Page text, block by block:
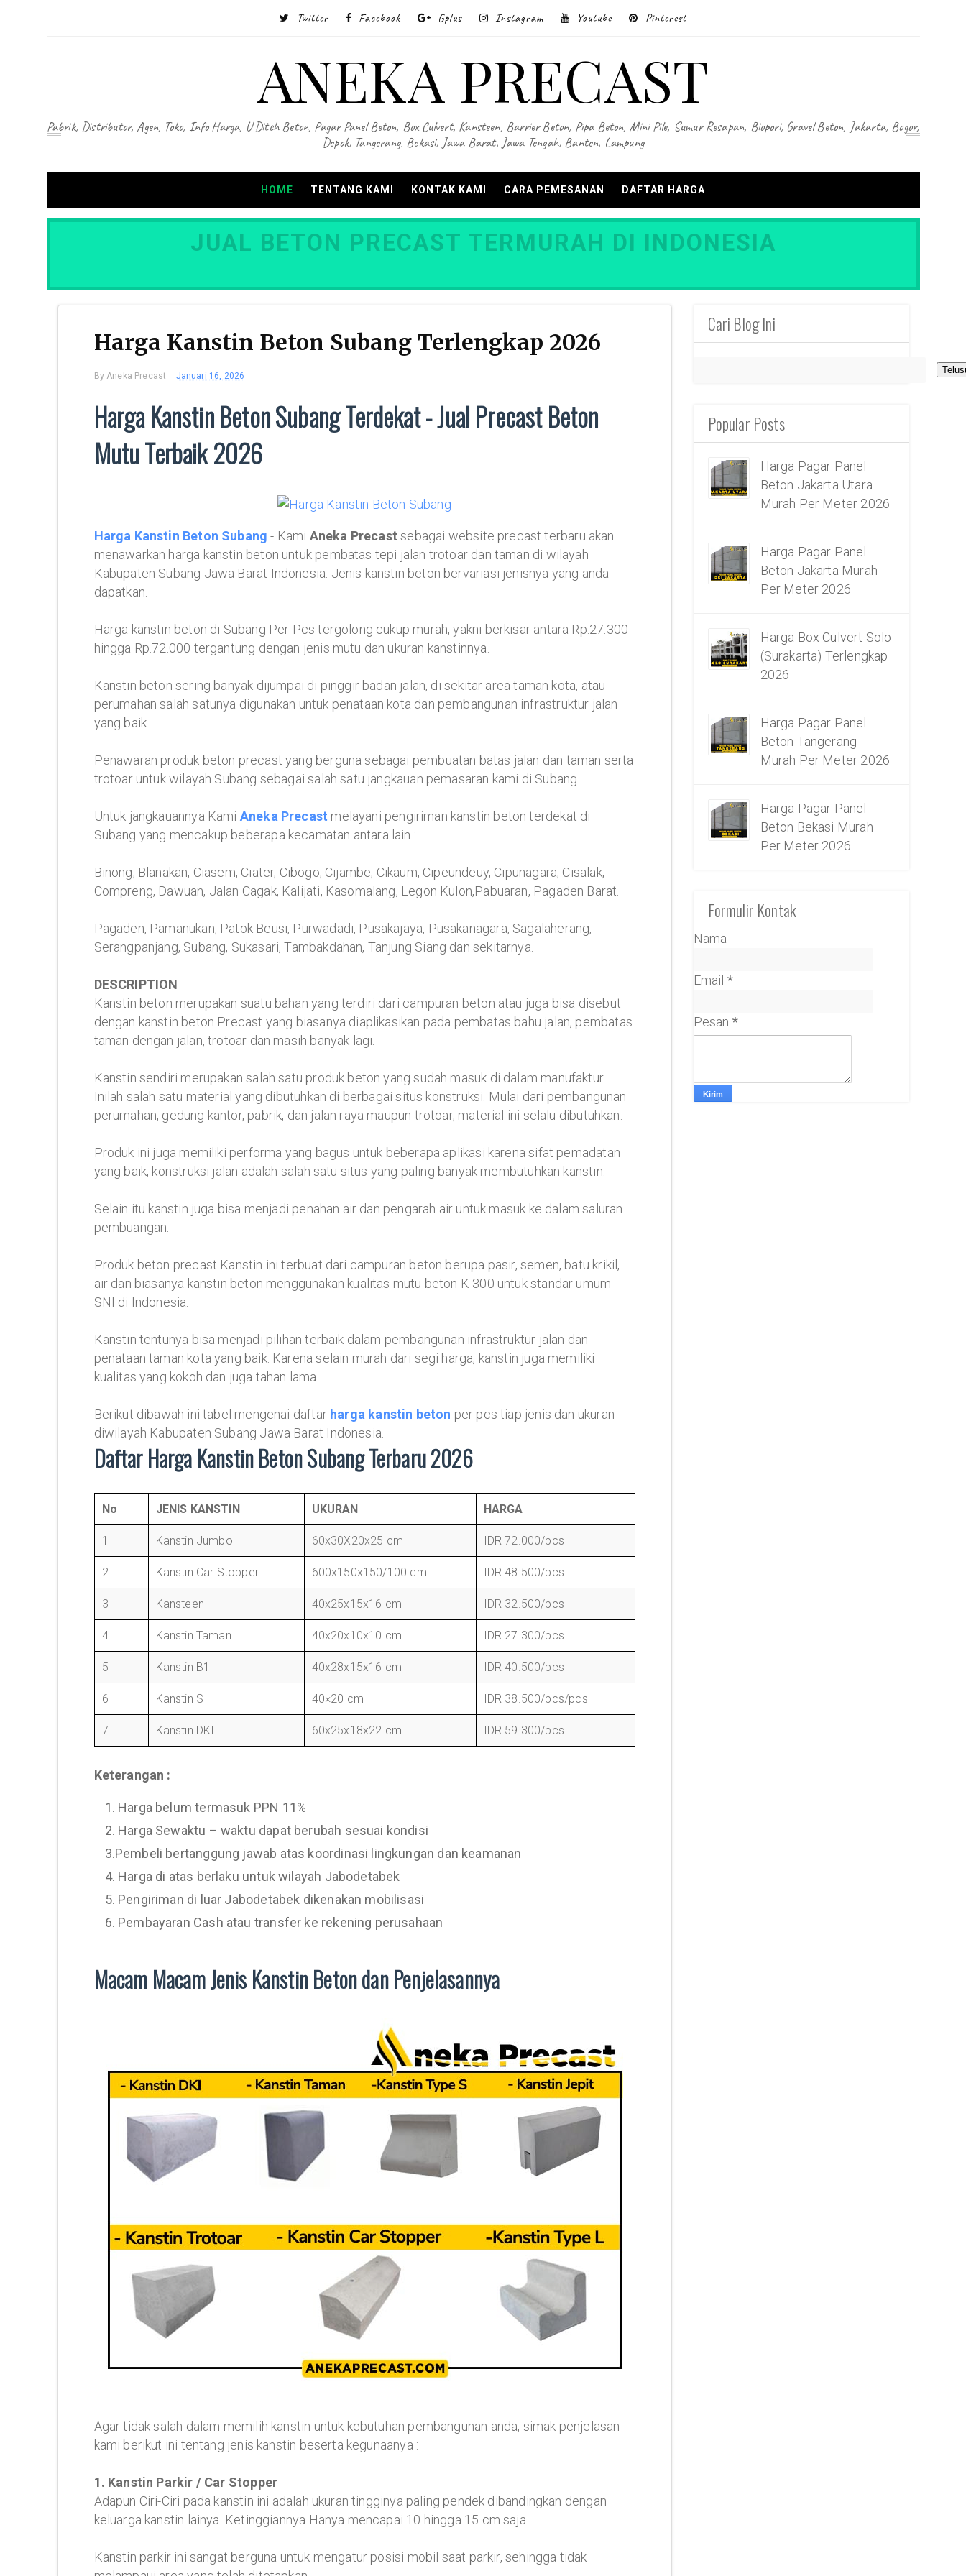
Twitter Facebook Gplus Instagram Youtube Pinterest
ANEKA PRECAST
Pabrik, Distributor, Agen, Toko, Info Harga, U Ditch Beton, Pagar Panel Beton, Box Culvert, Kansteen, Barrier Beton, Pipa Beton, Mini Pile, Sumur Resapan, Biopori, Gravel Beton, Jakarta, Bogor,
Depok, Tangerang, Bekasi, Jawa Barat, Jawa Tengah, Banten, Lampung
HOME TENTANG KAMI KONTAK KAMI CARA PEMESANAN DAFTAR HARGA
JUAL BETON PRECAST TERMURAH DI INDONESIA
Harga Kanstin Beton Subang Terlengkap 2026
By Aneka Precast Januari 16, 2026
Harga Kanstin Beton Subang Terdekat - Jual Precast Beton
Mutu Terbaik 2026
Harga Kanstin Beton Subang - Kami Aneka Precast sebagai website precast terbaru akan
menawarkan harga kanstin beton untuk pembatas tepi jalan trotoar dan taman di wilayah
Kabupaten Subang Jawa Barat Indonesia. Jenis kanstin beton bervariasi jenisnya yang anda
dapatkan.
Harga kanstin beton di Subang Per Pcs tergolong cukup murah, yakni berkisar antara Rp.27.300
hingga Rp.72.000 tergantung dengan jenis mutu dan ukuran kanstinnya.
Kanstin beton sering banyak dijumpai di pinggir badan jalan, di sekitar area taman kota, atau
perumahan salah satunya digunakan untuk penataan kota dan pembangunan infrastruktur jalan
yang baik.
Penawaran produk beton precast yang berguna sebagai pembuatan batas jalan dan taman serta
trotoar untuk wilayah Subang sebagai salah satu jangkauan pemasaran kami di Subang.
Untuk jangkauannya Kami Aneka Precast melayani pengiriman kanstin beton terdekat di
Subang yang mencakup beberapa kecamatan antara lain :
Binong, Blanakan, Ciasem, Ciater, Cibogo, Cijambe, Cikaum, Cipeundeuy, Cipunagara, Cisalak,
Compreng, Dawuan, Jalan Cagak, Kalijati, Kasomalang, Legon Kulon,Pabuaran, Pagaden Barat.
Pagaden, Pamanukan, Patok Beusi, Purwadadi, Pusakajaya, Pusakanagara, Sagalaherang,
Serangpanjang, Subang, Sukasari, Tambakdahan, Tanjung Siang dan sekitarnya.
DESCRIPTION
Kanstin beton merupakan suatu bahan yang terdiri dari campuran beton atau juga bisa disebut
dengan kanstin beton Precast yang biasanya diaplikasikan pada pembatas bahu jalan, pembatas
taman dengan jalan, trotoar dan masih banyak lagi.
Kanstin sendiri merupakan salah satu produk beton yang sudah masuk di dalam manufaktur.
Inilah salah satu material yang dibutuhkan di berbagai situs konstruksi. Mulai dari pembangunan
perumahan, gedung kantor, pabrik, dan jalan raya maupun trotoar, material ini selalu dibutuhkan.
Produk ini juga memiliki performa yang bagus untuk beberapa aplikasi karena sifat pemadatan
yang baik, konstruksi jalan adalah salah satu situs yang paling banyak membutuhkan kanstin.
Selain itu kanstin juga bisa menjadi penahan air dan pengarah air untuk masuk ke dalam saluran
pembuangan.
Produk beton precast Kanstin ini terbuat dari campuran beton berupa pasir, semen, batu krikil,
air dan biasanya kanstin beton menggunakan kualitas mutu beton K-300 untuk standar umum
SNI di Indonesia.
Kanstin tentunya bisa menjadi pilihan terbaik dalam pembangunan infrastruktur jalan dan
penataan taman kota yang baik. Karena selain murah dari segi harga, kanstin juga memiliki
kualitas yang kokoh dan juga tahan lama.
Berikut dibawah ini tabel mengenai daftar harga kanstin beton per pcs tiap jenis dan ukuran
diwilayah Kabupaten Subang Jawa Barat Indonesia.
Daftar Harga Kanstin Beton Subang Terbaru 2026
No JENIS KANSTIN UKURAN HARGA
1 Kanstin Jumbo 60x30X20x25 cm IDR 72.000/pcs
2 Kanstin Car Stopper 600x150x150/100 cm IDR 48.500/pcs
3 Kansteen 40x25x15x16 cm IDR 32.500/pcs
4 Kanstin Taman 40x20x10x10 cm IDR 27.300/pcs
5 Kanstin B1 40x28x15x16 cm IDR 40.500/pcs
6 Kanstin S 40×20 cm IDR 38.500/pcs/pcs
7 Kanstin DKI 60x25x18x22 cm IDR 59.300/pcs
Keterangan :
1. Harga belum termasuk PPN 11%
2. Harga Sewaktu – waktu dapat berubah sesuai kondisi
3.Pembeli bertanggung jawab atas koordinasi lingkungan dan keamanan
4. Harga di atas berlaku untuk wilayah Jabodetabek
5. Pengiriman di luar Jabodetabek dikenakan mobilisasi
6. Pembayaran Cash atau transfer ke rekening perusahaan
Macam Macam Jenis Kanstin Beton dan Penjelasannya
Agar tidak salah dalam memilih kanstin untuk kebutuhan pembangunan anda, simak penjelasan
kami berikut ini tentang jenis kanstin beserta kegunaanya :
1. Kanstin Parkir / Car Stopper
Adapun Ciri-Ciri pada kanstin ini adalah ukuran tingginya paling pendek dibandingkan dengan
keluarga kanstin lainya. Ketinggiannya Hanya mencapai 10 hingga 15 cm saja.
Kanstin parkir ini sangat berguna untuk mengatur posisi mobil saat parkir, sehingga tidak
Cari Blog Ini
Popular Posts
Harga Pagar Panel
Beton Jakarta Utara
Murah Per Meter 2026
Harga Pagar Panel
Beton Jakarta Murah
Per Meter 2026
Harga Box Culvert Solo
(Surakarta) Terlengkap
2026
Harga Pagar Panel
Beton Tangerang
Murah Per Meter 2026
Harga Pagar Panel
Beton Bekasi Murah
Per Meter 2026
Formulir Kontak
Nama
Email *
Pesan *